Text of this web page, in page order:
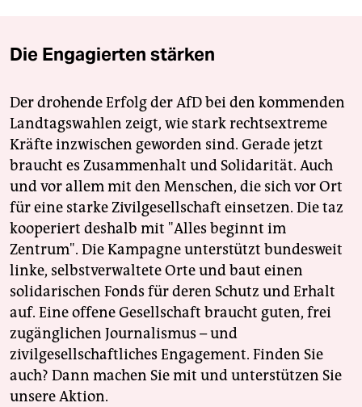
Die Engagierten stärken
Der drohende Erfolg der AfD bei den kommenden
Landtagswahlen zeigt, wie stark rechtsextreme
Kräfte inzwischen geworden sind. Gerade jetzt
braucht es Zusammenhalt und Solidarität. Auch
und vor allem mit den Menschen, die sich vor Ort
für eine starke Zivilgesellschaft einsetzen. Die taz
kooperiert deshalb mit "Alles beginnt im
Zentrum". Die Kampagne unterstützt bundesweit
linke, selbstverwaltete Orte und baut einen
solidarischen Fonds für deren Schutz und Erhalt
auf. Eine offene Gesellschaft braucht guten, frei
zugänglichen Journalismus – und
zivilgesellschaftliches Engagement. Finden Sie
auch? Dann machen Sie mit und unterstützen Sie
unsere Aktion.